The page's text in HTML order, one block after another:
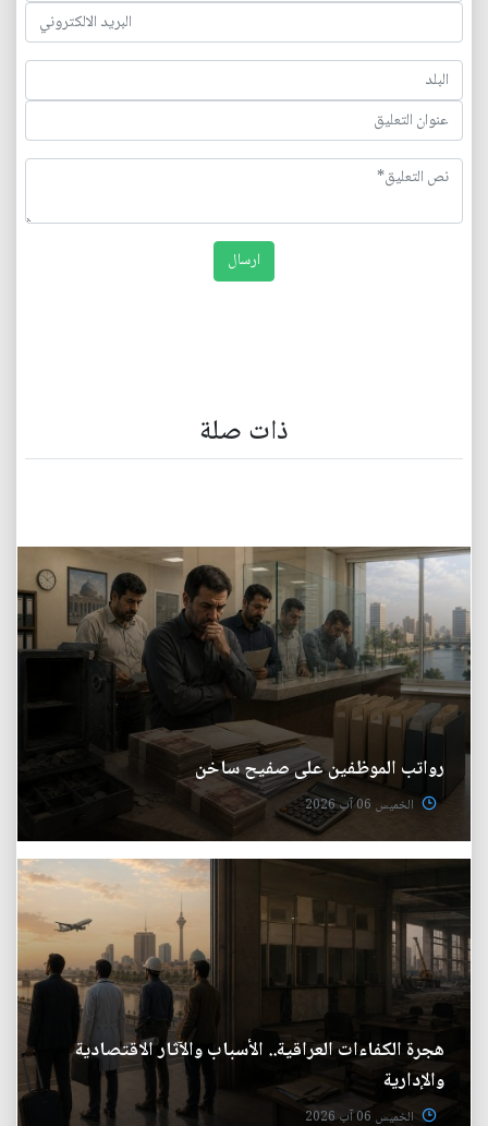
ذات صلة
رواتب الموظفين على صفيح ساخن
الخميس 06 آب 2026
هجرة الكفاءات العراقية.. الأسباب والآثار الاقتصادية
والإدارية
الخميس 06 آب 2026